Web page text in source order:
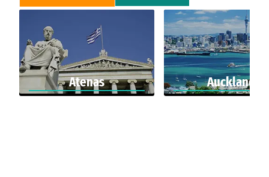
Atenas Auckland